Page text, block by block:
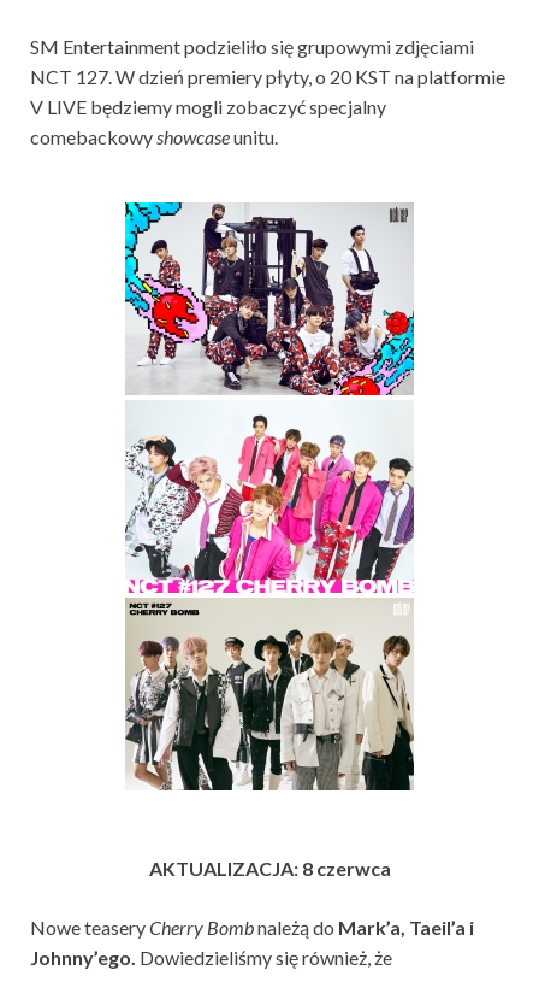
SM Entertainment podzieliło się grupowymi zdjęciami
NCT 127. W dzień premiery płyty, o 20 KST na platformie
V LIVE będziemy mogli zobaczyć specjalny
comebackowyshowcaseunitu.
AKTUALIZACJA: 8 czerwca
Nowe teaseryCherry Bombnależą do Mark’a, Taeil’a i
Johnny’ego. Dowiedzieliśmy się również, że